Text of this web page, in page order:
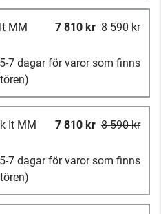
MM
7 810 kr 8 590 kr
7 dagar för varor som finns
It MM
7 810 kr 8 590 kr
7 dagar för varor som finns